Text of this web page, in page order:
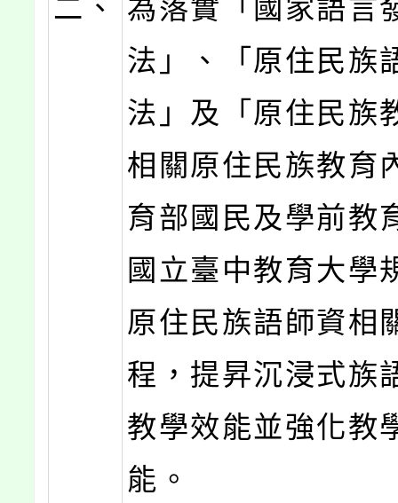
二、
為落實「國家語言
法」、「原住民族
法」及「原住民族
相關原住民族教育
育部國民及學前教
國立臺中教育大學
原住民族語師資相
程，提昇沉浸式族
教學效能並強化教
能。